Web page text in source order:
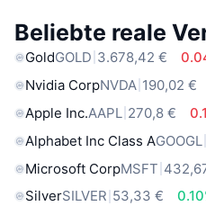
Beliebte reale
GoldGOLD 3.678,42 €
Nvidia CorpNVDA 190,02 €
Apple Inc.AAPL 270,8 €
Alphabet Inc Class AGOOGL
Microsoft CorpMSFT
SilverSILVER 53,33 €